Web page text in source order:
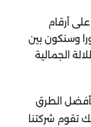
أرقام
وسنكون بين
الجمالية
الطرق
تقوم شركتنا